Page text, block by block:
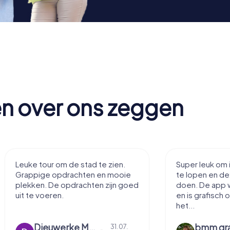
over ons zeggen
goed
Super leuk om in eigen dorp rond
te lopen en deze opdrachten te
doen. De app werkt uitstekend
en is grafisch ook erg goed. Ik kan